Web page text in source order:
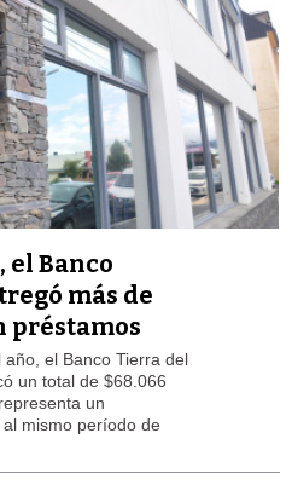
el Banco
más de
préstamos
el Banco Tierra del
un total de $68.066
un
mismo período de